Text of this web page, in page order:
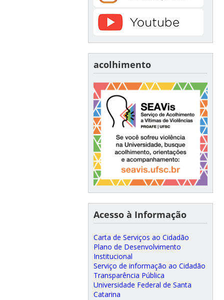
acolhimento
Acesso à Informação
Carta de Serviços ao Cidadão
Plano de Desenvolvimento
Institucional
Serviço de informação ao Cidadão
Transparência Pública
Universidade Federal de Santa
Catarina